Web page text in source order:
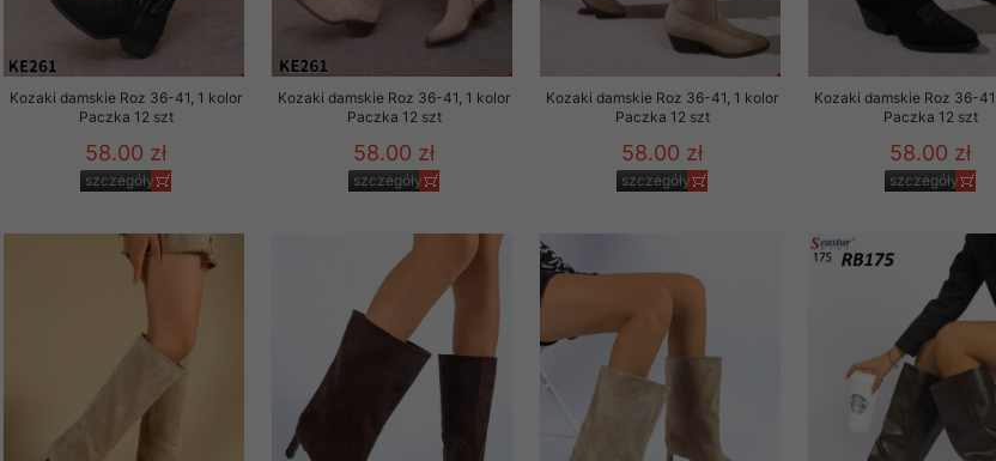
Kozaki damskie Roz 36-41, 1 kolor
Paczka 12 szt
58.00 zł
szczegóły
Kozaki damskie Roz 36-41, 1 kolor
Paczka 12 szt
58.00 zł
szczegóły
Kozaki damskie Roz 36-41, 1 kolor
Paczka 12 szt
58.00 zł
szczegóły
Kozaki damskie Roz 36-
Paczka 12 szt
58.00 zł
szczegóły